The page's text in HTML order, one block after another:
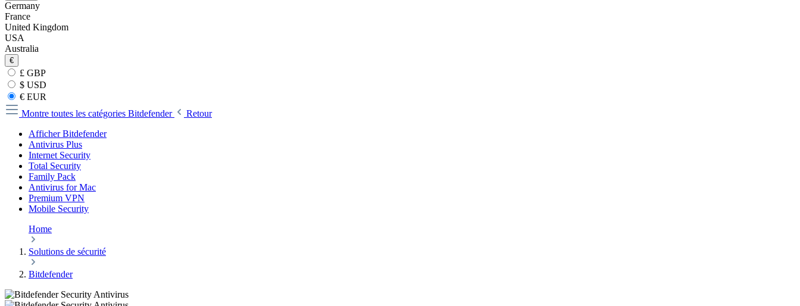
Germany
France
United Kingdom
USA
Australia
€
£ GBP
$ USD
€ EUR
Montre toutes les catégories Bitdefender
Retour
Afficher Bitdefender
Antivirus Plus
Internet Security
Total Security
Family Pack
Antivirus for Mac
Premium VPN
Mobile Security
Home
Solutions de sécurité
Bitdefender